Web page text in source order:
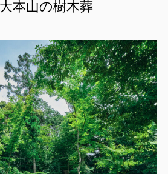
本山の樹木葬